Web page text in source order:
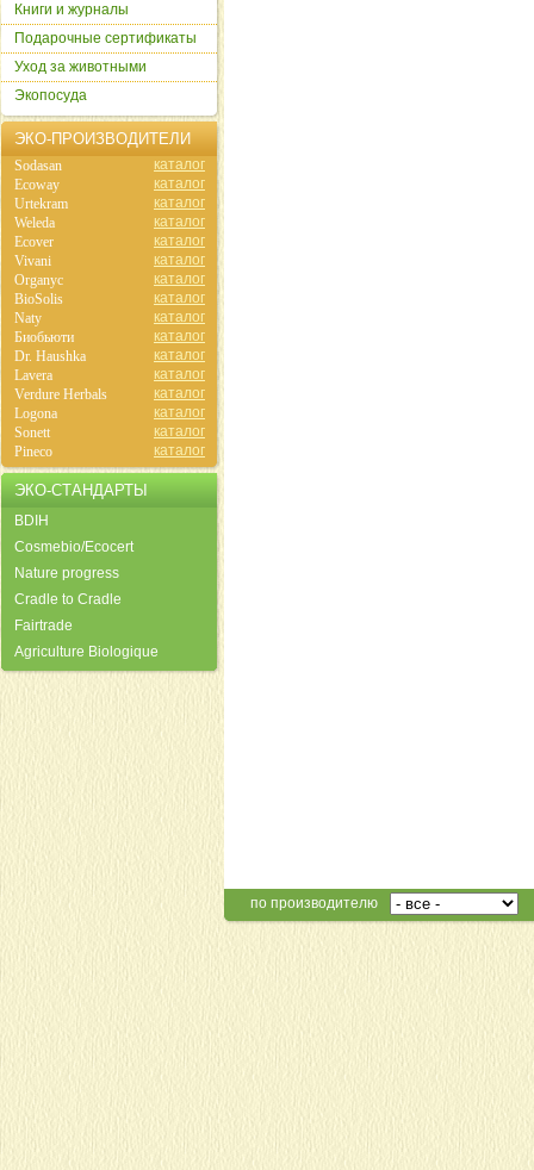
по производителю
Книги и журналы
Подарочные сертификаты
Уход за животными
Экопосуда
ЭКО-ПРОИЗВОДИТЕЛИ
Sodasan
каталог
Ecoway
каталог
Urtekram
каталог
Weleda
каталог
Ecover
каталог
Vivani
каталог
Organyc
каталог
BioSolis
каталог
Naty
каталог
Биобьюти
каталог
Dr. Haushka
каталог
Lavera
каталог
Verdure Herbals
каталог
Logona
каталог
Sonett
каталог
Pineco
каталог
ЭКО-СТАНДАРТЫ
BDIH
Cosmebio/Ecocert
Nature progress
Cradle to Cradle
Fairtrade
Agriculture Biologique